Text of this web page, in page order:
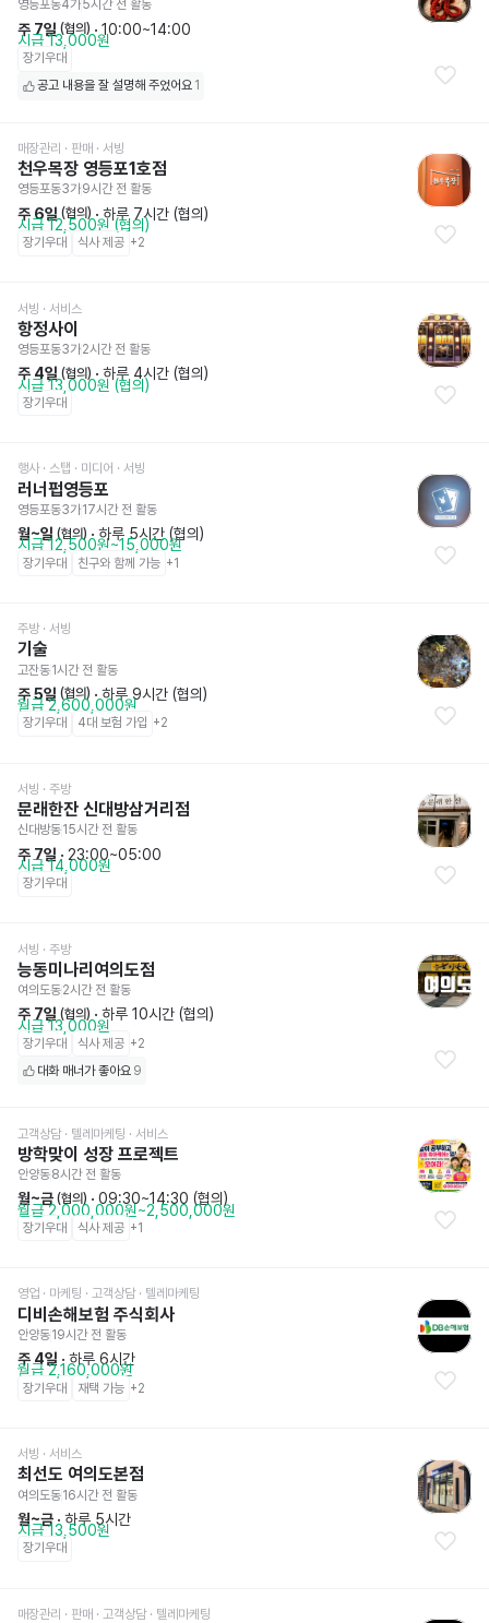
영등포동4가5시간 전 활동
주 7일 (협의) · 10:00~14:00
시급 13,000원
장기우대
공고 내용을 잘 설명해 주었어요 1
매장관리 · 판매 · 서빙
천우목장 영등포1호점
영등포동3가9시간 전 활동
주 6일 (협의) · 하루 7시간 (협의)
시급 12,500원 (협의)
장기우대 식사 제공 +2
서빙 · 서비스
항정사이
영등포동3가2시간 전 활동
주 4일 (협의) · 하루 4시간 (협의)
시급 13,000원 (협의)
장기우대
행사 · 스탭 · 미디어 · 서빙
러너펍영등포
영등포동3가17시간 전 활동
월~일 (협의) · 하루 5시간 (협의)
시급 12,500원~15,000원
장기우대 친구와 함께 가능 +1
주방 · 서빙
기술
고잔동1시간 전 활동
주 5일 (협의) · 하루 9시간 (협의)
월급 2,600,000원
장기우대 4대 보험 가입 +2
서빙 · 주방
문래한잔 신대방삼거리점
신대방동15시간 전 활동
주 7일 · 23:00~05:00
시급 14,000원
장기우대
서빙 · 주방
능동미나리여의도점
여의도동2시간 전 활동
주 7일 (협의) · 하루 10시간 (협의)
시급 13,000원
장기우대 식사 제공 +2
대화 매너가 좋아요 9
고객상담 · 텔레마케팅 · 서비스
방학맞이 성장 프로젝트
안양동8시간 전 활동
월~금 (협의) · 09:30~14:30 (협의)
월급 2,000,000원~2,500,000원
장기우대 식사 제공 +1
영업 · 마케팅 · 고객상담 · 텔레마케팅
디비손해보험 주식회사
안양동19시간 전 활동
주 4일 · 하루 6시간
월급 2,160,000원
장기우대 재택 가능 +2
서빙 · 서비스
최선도 여의도본점
여의도동16시간 전 활동
월~금 · 하루 5시간
시급 13,500원
장기우대
매장관리 · 판매 · 고객상담 · 텔레마케팅